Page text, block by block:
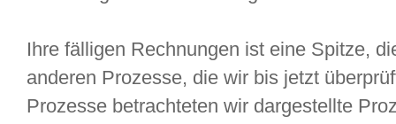
Ihre fälligen Rechnungen ist eine Spitze,
anderen Prozesse, die wir bis jetzt
Prozesse betrachteten wir dargestellte